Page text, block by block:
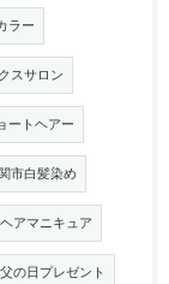
ラー
スサロン
ートヘアー
市白髪染め
ヘアマニキュア
の日プレゼント